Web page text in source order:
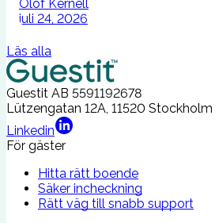
Olof Kernell
juli 24, 2026
Läs alla
Guestit AB 5591192678
Lützengatan 12A, 11520 Stockholm
Linkedin
För gäster
Hitta rätt boende
Säker incheckning
Rätt väg till snabb support